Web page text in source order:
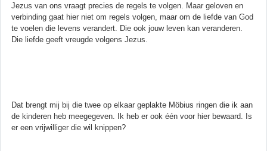
Jezus van ons vraagt precies de regels te volgen. Maar geloven en
verbinding gaat hier niet om regels volgen, maar om de liefde van God
te voelen die levens verandert. Die ook jouw leven kan veranderen.
Die liefde geeft vreugde volgens Jezus.
Dat brengt mij bij die twee op elkaar geplakte Möbius ringen die ik aan
de kinderen heb meegegeven. Ik heb er ook één voor hier bewaard. Is
er een vrijwilliger die wil knippen?